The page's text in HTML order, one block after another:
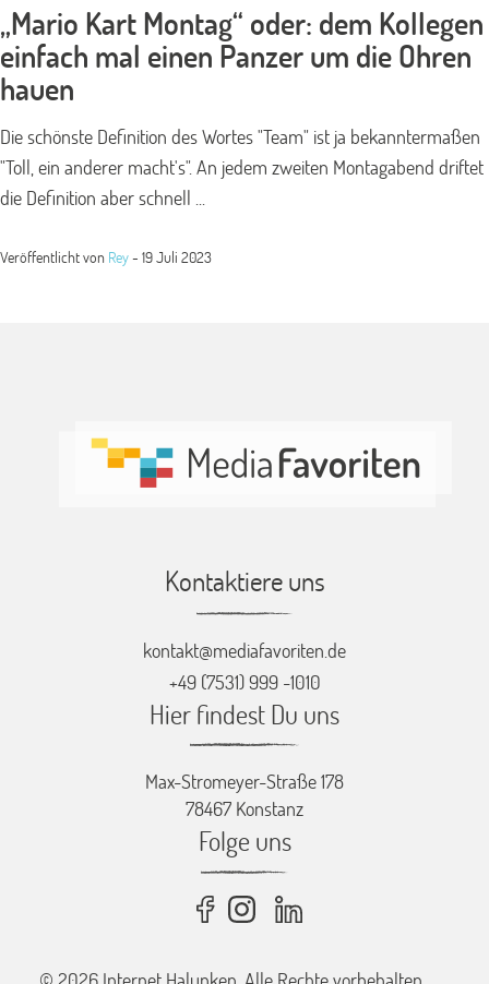
„Mario Kart Montag“ oder: dem Kollegen
einfach mal einen Panzer um die Ohren
hauen
Die schönste Definition des Wortes "Team" ist ja bekanntermaßen
"Toll, ein anderer macht's". An jedem zweiten Montagabend driftet
die Definition aber schnell ...
Veröffentlicht von Rey- 19 Juli 2023
Kontaktiere uns
kontakt@mediafavoriten.de
+49 (7531) 999 -1010
Hier findest Du uns
Max-Stromeyer-Straße 178
78467 Konstanz
Folge uns